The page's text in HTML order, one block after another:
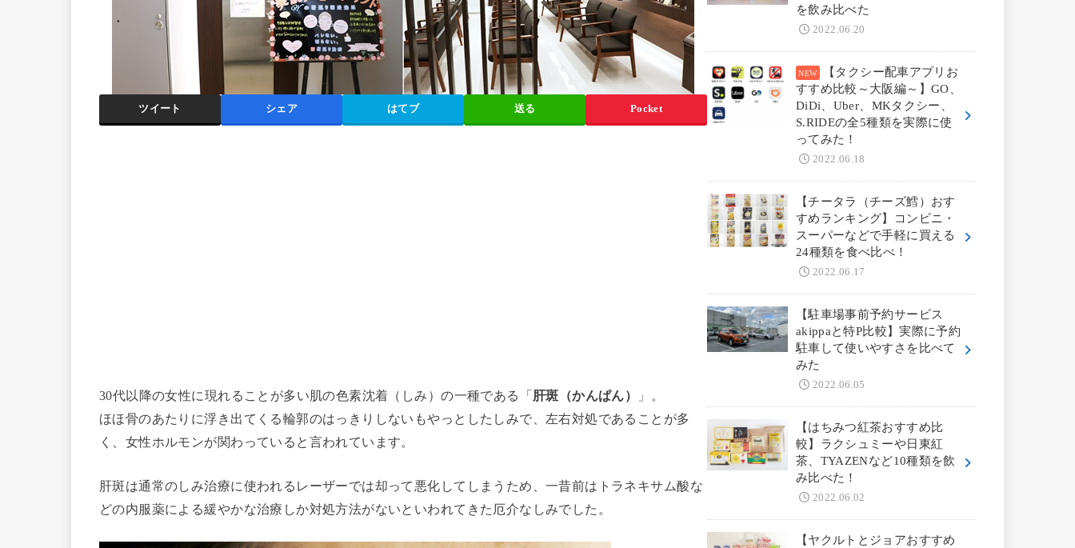
ツイート シェア はてブ 送る Pocket
30代以降の女性に現れることが多い肌の色素沈着（しみ）の一種である「肝斑（かんぱん）
」。
ほほ骨のあたりに浮き出てくる輪郭のはっきりしないもやっとしたしみで、左右対処であることが多
く、女性ホルモンが関わっていると言われています。
肝斑は通常のしみ治療に使われるレーザーでは却って悪化してしまうため、一昔前はトラネキサム酸な
どの内服薬による緩やかな治療しか対処方法がないといわれてきた厄介なしみでした。
を飲み比べた
2022.06.20
【タクシー配車アプリお
すすめ比較～大阪編～】GO、
DiDi、Uber、MKタクシー、
S.RIDEの全5種類を実際に使
ってみた！
2022.06.18
【チータラ（チーズ鱈）おす
すめランキング】コンビニ・
スーパーなどで手軽に買える
24種類を食べ比べ！
2022.06.17
【駐車場事前予約サービス
akippaと特P比較】実際に予約
駐車して使いやすさを比べて
みた
2022.06.05
【はちみつ紅茶おすすめ比
較】ラクシュミーや日東紅
茶、TYAZENなど10種類を飲
み比べた！
2022.06.02
【ヤクルトとジョアおすすめ